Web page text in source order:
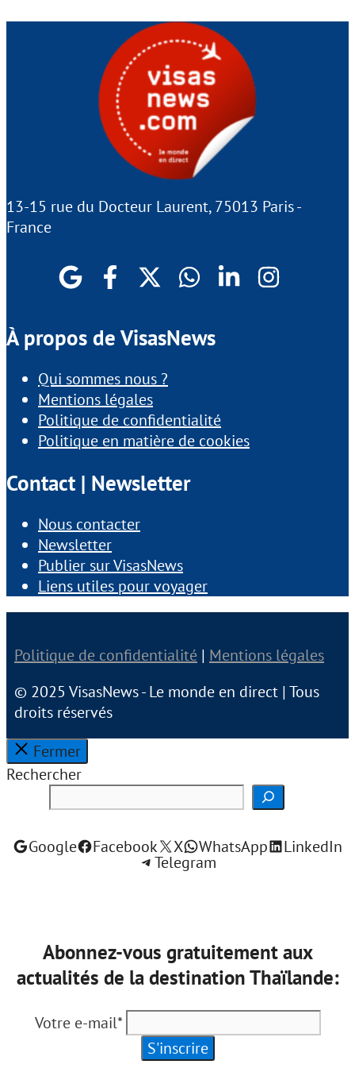
13-15 rue du Docteur Laurent, 75013 Paris -
France
À propos de VisasNews
Qui sommes nous ?
Mentions légales
Politique de confidentialité
Politique en matière de cookies
Contact | Newsletter
Nous contacter
Newsletter
Publier sur VisasNews
Liens utiles pour voyager
Politique de confidentialité | Mentions légales
© 2025 VisasNews - Le monde en direct | Tous
droits réservés
Fermer
Rechercher
Google Facebook X WhatsApp LinkedIn
Telegram
Abonnez-vous gratuitement aux
actualités de la destination Thaïlande:
Votre e-mail*